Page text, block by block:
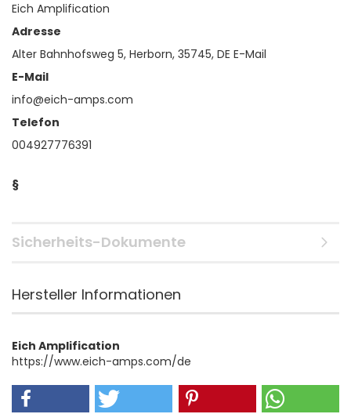
Eich Amplification
Adresse
Alter Bahnhofsweg 5, Herborn, 35745, DE E-Mail
E-Mail
info@eich-amps.com
Telefon
004927776391
§
Sicherheits-Dokumente
Hersteller Informationen
Eich Amplification
https://www.eich-amps.com/de